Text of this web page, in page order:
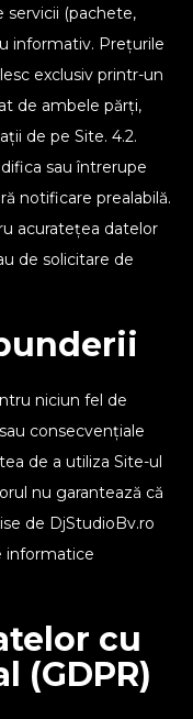
servicii (pachete,
informativ. Prețurile
exclusiv printr-un
de ambele părți,
de pe Site. 4.2.
sau întrerupe
notificare prealabilă.
acuratețea datelor
de solicitare de
niciun fel de
consecvențiale
de a utiliza Site-ul
nu garantează că
de DjStudioBv.ro
informatice
cu
(GDPR)